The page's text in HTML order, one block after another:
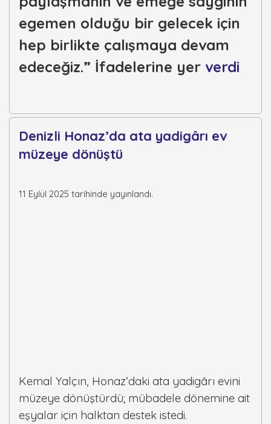
egemen olduğu bir gelecek için
hep birlikte çalışmaya devam
edeceğiz.” İfadelerine yer verdi
Denizli Honaz’da ata yadigârı ev
müzeye dönüştü
11 Eylül 2025 tarihinde yayınlandı.
Kemal Yalçın, Honaz’daki ata yadigârı evini
müzeye dönüştürdü; mübadele dönemine ait
eşyalar için halktan destek istedi.